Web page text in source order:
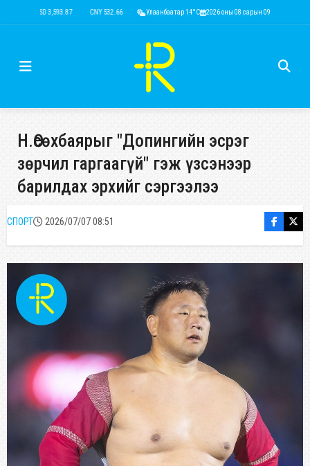
USD 3,593.87 CNY 532.66 RUB 43.77 EUR 4,141.04 KRW 2.53
Улаанбаатар 14°C 2026 оны 08 сарын 09
Н.Өсөхбаярыг "Допингийн эсрэг
зөрчил гаргаагүй" гэж үзсэнээр
барилдах эрхийг сэргээлээ
СПОРТ 2026/07/07 08:51